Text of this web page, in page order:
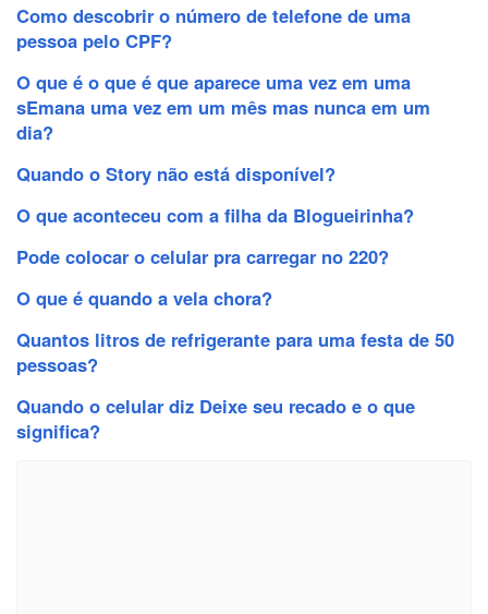
Como descobrir o número de telefone de uma
pessoa pelo CPF?
O que é o que é que aparece uma vez em uma
sEmana uma vez em um mês mas nunca em um
dia?
Quando o Story não está disponível?
O que aconteceu com a filha da Blogueirinha?
Pode colocar o celular pra carregar no 220?
O que é quando a vela chora?
Quantos litros de refrigerante para uma festa de 50
pessoas?
Quando o celular diz Deixe seu recado e o que
significa?